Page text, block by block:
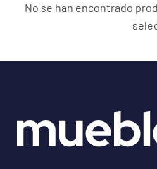
No se han encontrado